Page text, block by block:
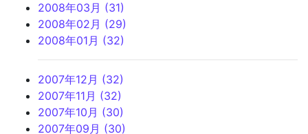
2008年03月 (31)
2008年02月 (29)
2008年01月 (32)
2007年12月 (32)
2007年11月 (32)
2007年10月 (30)
2007年09月 (30)